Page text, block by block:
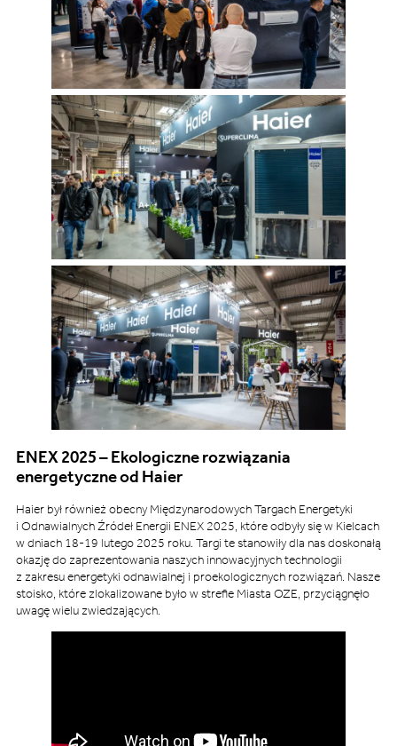
ENEX 2025 – Ekologiczne rozwiązania
energetyczne od Haier
Haier był również obecny Międzynarodowych Targach Energetyki
i Odnawialnych Źródeł Energii ENEX 2025, które odbyły się w Kielcach
w dniach 18-19 lutego 2025 roku. Targi te stanowiły dla nas doskonałą
okazję do zaprezentowania naszych innowacyjnych technologii
z zakresu energetyki odnawialnej i proekologicznych rozwiązań. Nasze
stoisko, które zlokalizowane było w strefie Miasta OZE, przyciągnęło
uwagę wielu zwiedzających.